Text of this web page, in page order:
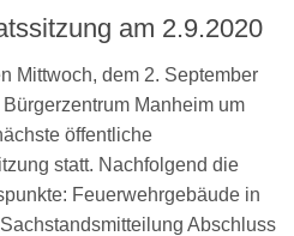
am 2.9.2020
Mittwoch, dem 2. September
Manheim um
öffentliche
statt. Nachfolgend die
Feuerwehrgebäude in
Abschluss